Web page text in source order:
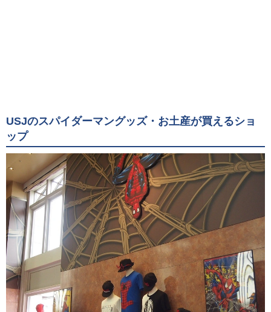
USJのスパイダーマングッズ・お土産が買えるショ
ップ